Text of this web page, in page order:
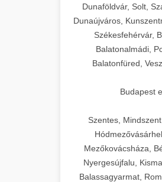
chef-
állítható
chef-
📦 22.
Kereskedelmi
szavatossági
chef-
vákuum
🎁 23.
professzionális
műveletekhez.
tartósítási
chef-
🔥 24.
Kereskedelmi
Dunaföldvár, Solt,
Dunaújváros,
Székesfehérvár,
Balatonalmádi,
Balatonfüred,
Budapest
Szentes,
Mezőkovácsháza,
Nyergesújfalu,
Balassagyarmat,